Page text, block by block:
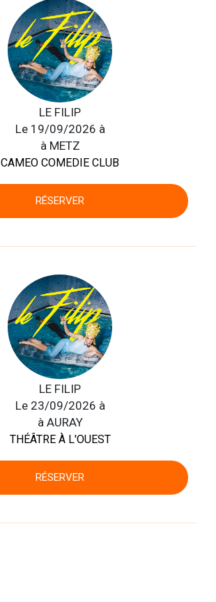
LE FILIP
Le 19/09/2026 à
à METZ
CAMEO COMEDIE CLUB
RÉSERVER
LE FILIP
Le 23/09/2026 à
à AURAY
THÉÂTRE À L'OUEST
RÉSERVER